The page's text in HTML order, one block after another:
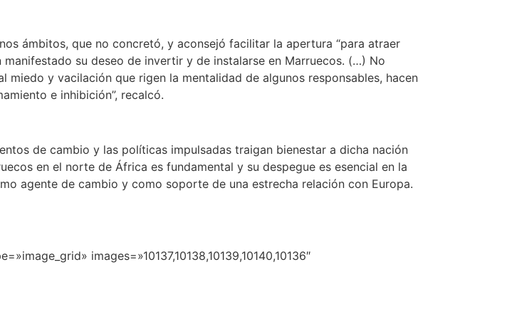
ámbitos, que no concretó, y aconsejó facilitar la apertura “para atraer
manifestado su deseo de invertir y de instalarse en Marruecos. (…) No
miedo y vacilación que rigen la mentalidad de algunos responsables, hacen
e inhibición”, recalcó.
de cambio y las políticas impulsadas traigan bienestar a dicha nación
en el norte de África es fundamental y su despegue es esencial en la
agente de cambio y como soporte de una estrecha relación con Europa.
images=»10137,10138,10139,10140,10136″